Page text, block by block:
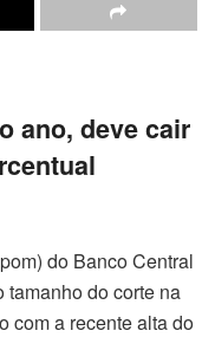
ano, deve cair
do Banco Central
tamanho do corte na
com a recente alta do